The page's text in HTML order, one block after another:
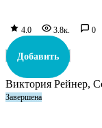
4.0 3.8к. 0
Добавить
Виктория Рейнер,
Завершена